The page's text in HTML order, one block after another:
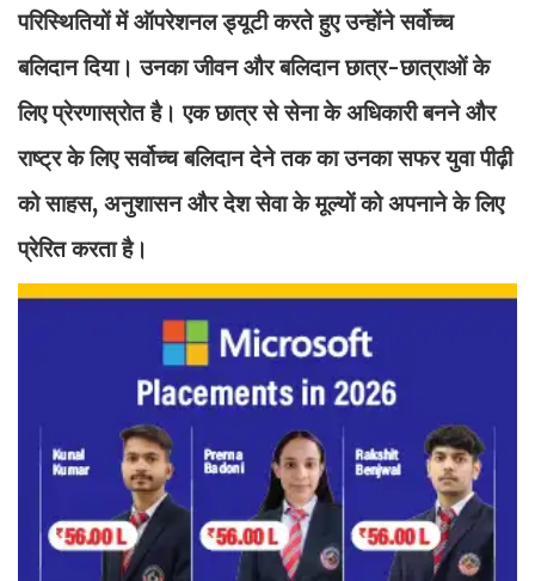
परिस्थितियों में ऑपरेशनल ड्यूटी करते हुए उन्होंने सर्वोच्च
बलिदान दिया। उनका जीवन और बलिदान छात्र-छात्राओं के
लिए प्रेरणास्रोत है। एक छात्र से सेना के अधिकारी बनने और
राष्ट्र के लिए सर्वोच्च बलिदान देने तक का उनका सफर युवा पीढ़ी
को साहस, अनुशासन और देश सेवा के मूल्यों को अपनाने के लिए
प्रेरित करता है।